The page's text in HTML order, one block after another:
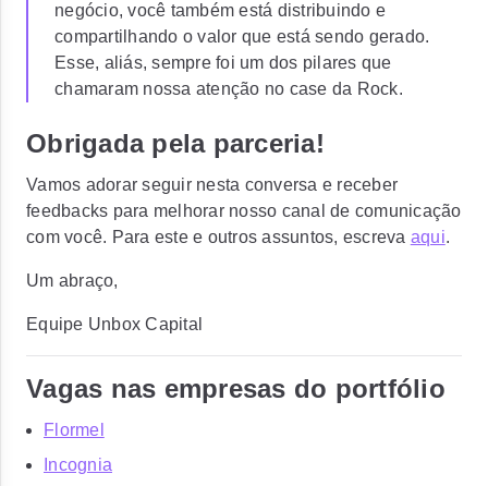
negócio, você também está distribuindo e
compartilhando o valor que está sendo gerado.
Esse, aliás, sempre foi um dos pilares que
chamaram nossa atenção no case da Rock.
Obrigada pela parceria!
Vamos adorar seguir nesta conversa e receber
feedbacks para melhorar nosso canal de comunicação
com você. Para este e outros assuntos, escreva aqui.
Um abraço,
Equipe Unbox Capital
Vagas nas empresas do portfólio
Flormel
Incognia